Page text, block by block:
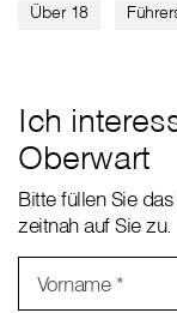
Über 18
Ich
Oberwart
Bitte füllen Sie
zeitnah auf Sie zu.
Vorname *